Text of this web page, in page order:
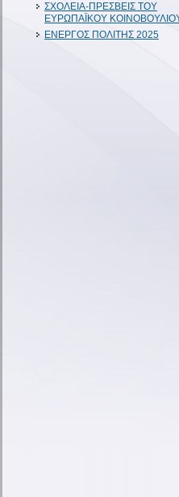
ΣΧΟΛΕΙΑ-ΠΡΕΣΒΕΙΣ ΤΟΥ
ΕΥΡΩΠΑΪΚΟΥ
ΕΝΕΡΓΟΣ ΠΟΛΙΤΗΣ 2025